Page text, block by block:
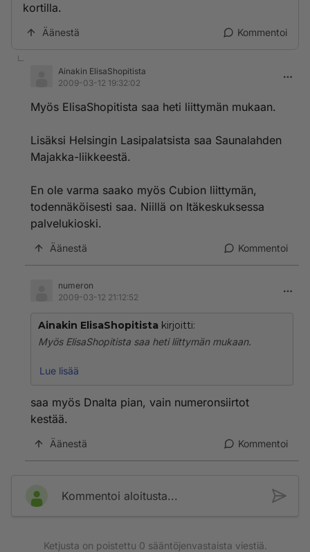
kortilla.
Äänestä Kommentoi
Ainakin ElisaShopitista
2009-03-12 19:32:02
Myös ElisaShopitista saa heti liittymän mukaan.
Lisäksi Helsingin Lasipalatsista saa Saunalahden
Majakka-liikkeestä.
En ole varma saako myös Cubion liittymän,
todennäköisesti saa. Niillä on Itäkeskuksessa
palvelukioski.
Äänestä Kommentoi
numeron
2009-03-12 21:12:52
Ainakin ElisaShopitista kirjoitti:
Myös ElisaShopitista saa heti liittymän mukaan.
Lisäksi Helsingin Lasipalatsista saa Saunalahden
En ole varma saako myös Cubion liittymän,
todennäköisesti saa. Niillä on Itäkeskuksessa
palvelukioski.
Lue lisää
saa myös Dnalta pian, vain numeronsiirtot
kestää.
Äänestä Kommentoi
Kommentoi aloitusta...
Ketjusta on poistettu 0 sääntöjenvastaista viestiä.